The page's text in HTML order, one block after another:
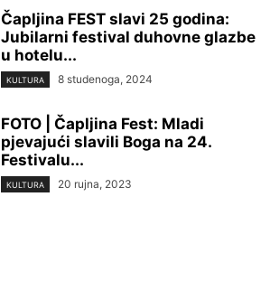
Čapljina FEST slavi 25 godina:
Jubilarni festival duhovne glazbe
u hotelu...
KULTURA 8 studenoga, 2024
FOTO | Čapljina Fest: Mladi
pjevajući slavili Boga na 24.
Festivalu...
KULTURA 20 rujna, 2023